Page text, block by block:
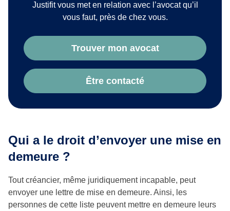
Justifit vous met en relation avec l’avocat qu’il
vous faut, près de chez vous.
Trouver mon avocat
Être contacté
Qui a le droit d’envoyer une mise en
demeure ?
Tout créancier, même juridiquement incapable, peut
envoyer une lettre de mise en demeure. Ainsi, les
personnes de cette liste peuvent mettre en demeure leurs